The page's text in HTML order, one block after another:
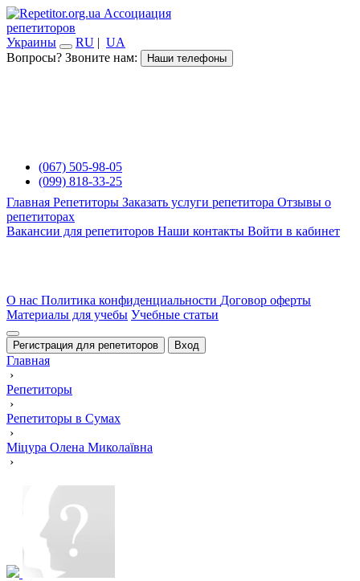
Ассоциация
репетиторов
Украины
RU | UA
Вопросы? Звоните нам:
Наши телефоны
(067) 505-98-05
(099) 818-33-25
Главная Репетиторы Заказать услуги репетитора Отзывы о
репетиторах
Вакансии для репетиторов Наши контакты Войти в кабинет
О нас Политика конфиденциальности Договор оферты
Материалы для учебы Учебные статьи
Регистрация для репетиторов Вход
Главная
›
Репетиторы
›
Репетиторы в Сумах
›
Міцура Олена Миколаївна
›